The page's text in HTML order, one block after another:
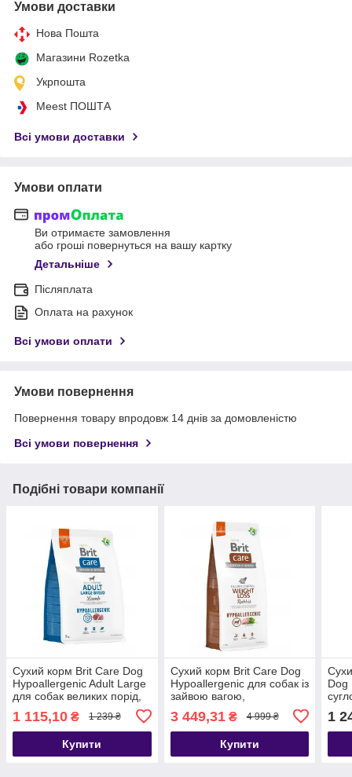
Умови доставки
Нова Пошта
Магазини Rozetka
Укрпошта
Meest ПОШТА
Всі умови доставки
Умови оплати
Ви отримаєте замовлення
або гроші повернуться на вашу картку
Детальніше
Післяплата
Оплата на рахунок
Всі умови оплати
Умови повернення
Повернення товару впродовж 14 днів за домовленістю
Всі умови повернення
Подібні товари компанії
Сухий корм Brit Care Dog
Hypoallergenic Adult Large
для собак великих порід,
гіпоалергенний з ягням, 3
кг
1 115,10 ₴ 1 239 ₴
Купити
Сухий корм Brit Care Dog
Hypoallergenic для собак із
зайвою вагою,
кроликом, 12 кг
3 449,31₴ 4 999 ₴
Купити
Dog
1